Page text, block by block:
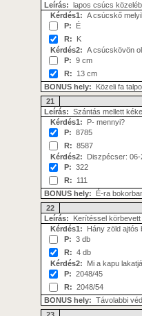
Leírás: lapos csúcs
Kérdés1: A csúcskő
P: É
R: K
Kérdés2: A csúcskövön
P: 9 cm
R: 13 cm
BONUS hely: Közeli fa
21
Leírás: Szántás mellett
Kérdés1: P- mennyi?
P: 8785
R: 8587
Kérdés2: Diszpécser: 06-
P: 322
R: 111
BONUS hely: É-ra
22
Leírás: Kerítéssel körbevett
Kérdés1: Hány zöld ajtós
P: 3 db
R: 4 db
Kérdés2: Mi a kapu
P: 2048/45
R: 2048/54
BONUS hely: Távolabbi